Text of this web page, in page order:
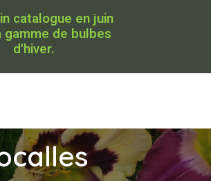
catalogue en juin
gamme de bulbes
d'hiver.